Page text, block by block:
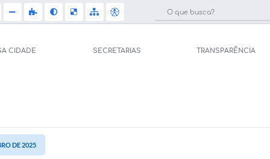
CIDADE SECRETARIAS TRANSPARÊNCIA
de Saúde
DE 2025